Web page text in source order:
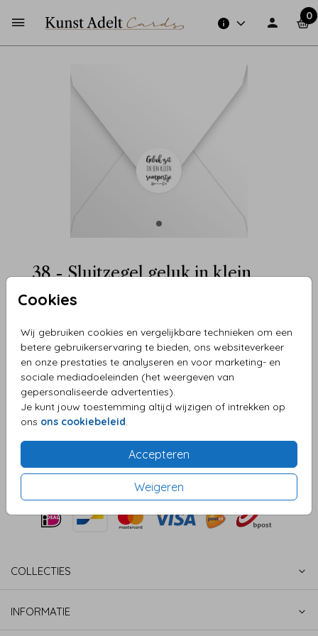
0
Cookies
Wij gebruiken cookies en vergelijkbare technieken om een
betere gebruikerservaring te bieden, ons websiteverkeer
en onze prestaties te analyseren en voor marketing- en
sociale mediadoeleinden (het weergeven van
gepersonaliseerde advertenties).
Je kunt jouw toestemming altijd wijzigen of intrekken op
ons ons cookiebeleid.
Accepteren
Weigeren
38 - Sluitzegel geluk in klein
rompertje
Aantal x 25 zegels Prijs:€ 6,50
OMSCHRIJVING
Sluitzegel geluk zit in een klein rompertje
Prijs:€ 6,50 per 25 zegels
COLLECTIES
INFORMATIE